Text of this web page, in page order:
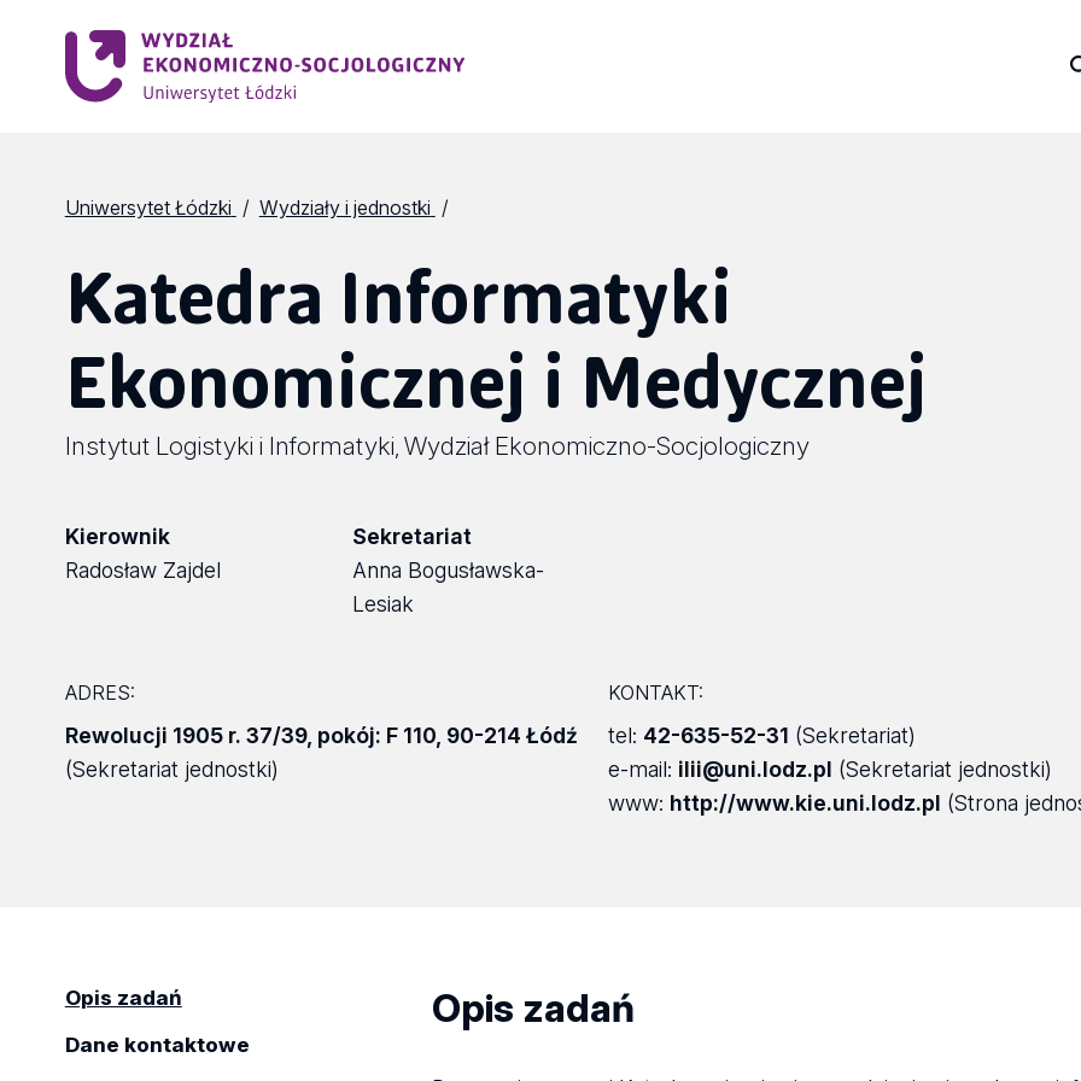
Uniwersytet Łódzki Wydziały i jednostki
Katedra Informatyki
Ekonomicznej i Medycznej
Instytut Logistyki i Informatyki Wydział Ekonomiczno-Socjologiczny
Kierownik
Radosław Zajdel
Sekretariat
Anna Bogusławska-
Lesiak
ADRES:
Rewolucji 1905 r. 37/39, pokój: F 110, 90-214 Łódź
(Sekretariat jednostki)
KONTAKT:
tel: 42-635-52-31 (Sekretariat)
e-mail: ilii@uni.lodz.pl (Sekretariat jednostki)
www: http://www.kie.uni.lodz.pl (Strona
Opis zadań
Dane kontaktowe
Opis zadań